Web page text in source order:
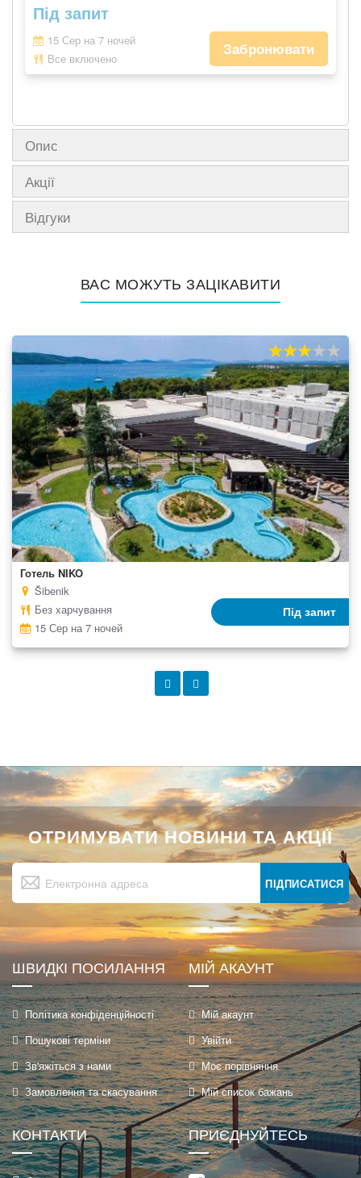
Під запит
15 Сер на 7 ночей
Все включено
Забронювати
Опис
Акції
Відгуки
ВАС МОЖУТЬ ЗАЦІКАВИТИ
60%
% of100
Готель NIKO
Під запит
Šibenik
Без харчування
15 Сер на 7 ночей
ОТРИМУВАТИ НОВИНИ ТА АКЦІЇ
Підпишіться
на
нашу
новин:
ПІДПИСАТИСЯ
ШВИДКІ ПОСИЛАННЯ
Політика конфіденційності
Пошукові терміни
Зв'яжіться з нами
Замовлення та скасування
МІЙ АКАУНТ
Мій акаунт
Увійти
Моє порівняння
Мій список бажань
КОНТАКТИ ПРИЄДНУЙТЕСЬ